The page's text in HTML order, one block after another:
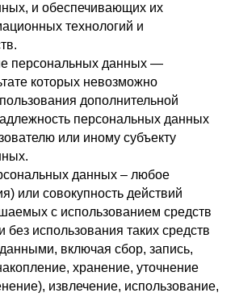
и обеспечивающих их
технологий и
персональных данных —
которых невозможно
дополнительной
персональных данных
или иному субъекту
данных – любое
или совокупность действий
с использованием средств
без использования таких средств
включая сбор, запись,
хранение, уточнение
извлечение, использование,